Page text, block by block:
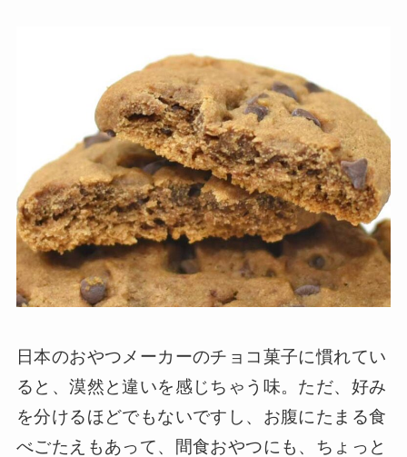
日本のおやつメーカーのチョコ菓子に慣れてい
ると、漠然と違いを感じちゃう味。ただ、好み
を分けるほどでもないですし、お腹にたまる食
べごたえもあって、間食おやつにも、ちょっと